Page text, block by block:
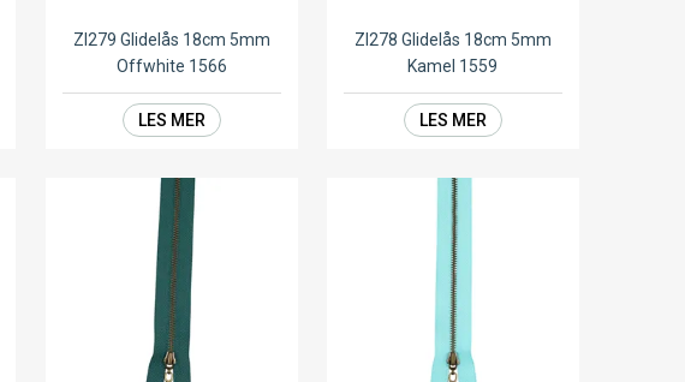
ZI279 Glidelås 18cm 5mm
Offwhite 1566
LES MER
ZI278 Glidelås 18cm 5mm
Kamel 1559
LES MER